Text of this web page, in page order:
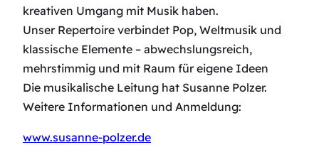
kreativen Umgang mit Musik haben.
Unser Repertoire verbindet Pop, Weltmusik und
klassische Elemente – abwechslungsreich,
mehrstimmig und mit Raum für eigene Ideen
Die musikalische Leitung hat Susanne Polzer.
Weitere Informationen und Anmeldung:
www.susanne-polzer.de